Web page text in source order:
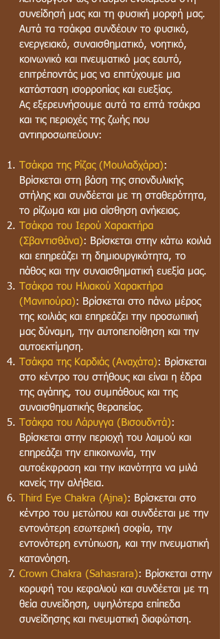
συνείδησή μας και τη φυσική μορφή μας.
Αυτά τα τσάκρα συνδέουν το φυσικό,
ενεργειακό, συναισθηματικό, νοητικό,
κοινωνικό και πνευματικό μας εαυτό,
επιτρέποντάς μας να επιτύχουμε μια
κατάσταση ισορροπίας και ευεξίας.
Ας εξερευνήσουμε αυτά τα επτά τσάκρα
και τις περιοχές της ζωής που
αντιπροσωπεύουν:
Τσάκρα της Ρίζας (Μουλαδχάρα):
Βρίσκεται στη βάση της σπονδυλικής
στήλης και συνδέεται με τη σταθερότητα,
το ρίζωμα και μια αίσθηση ανήκειας.
Τσάκρα του Ιερού Χαρακτήρα
(Σβαντισθάνα): Βρίσκεται στην κάτω κοιλιά
και επηρεάζει τη δημιουργικότητα, το
πάθος και την συναισθηματική ευεξία μας.
Τσάκρα του Ηλιακού Χαρακτήρα
(Μανιπούρα): Βρίσκεται στο πάνω μέρος
της κοιλιάς και επηρεάζει την προσωπική
μας δύναμη, την αυτοπεποίθηση και την
αυτοεκτίμηση.
Τσάκρα της Καρδιάς (Αναχάτα): Βρίσκεται
στο κέντρο του στήθους και είναι η έδρα
της αγάπης, του συμπάθους και της
συναισθηματικής θεραπείας.
Τσάκρα του Λάρυγγα (Βισουδντά):
Βρίσκεται στην περιοχή του λαιμού και
επηρεάζει την επικοινωνία, την
αυτοέκφραση και την ικανότητα να μιλά
κανείς την αλήθεια.
Third Eye Chakra (Ajna): Βρίσκεται στο
κέντρο του μετώπου και συνδέεται με την
εντονότερη εσωτερική σοφία, την
εντονότερη εντύπωση, και την πνευματική
κατανόηση.
Crown Chakra (Sahasrara): Βρίσκεται στην
κορυφή του κεφαλιού και συνδέεται με τη
θεία συνείδηση, υψηλότερα επίπεδα
συνείδησης και πνευματική διαφώτιση.